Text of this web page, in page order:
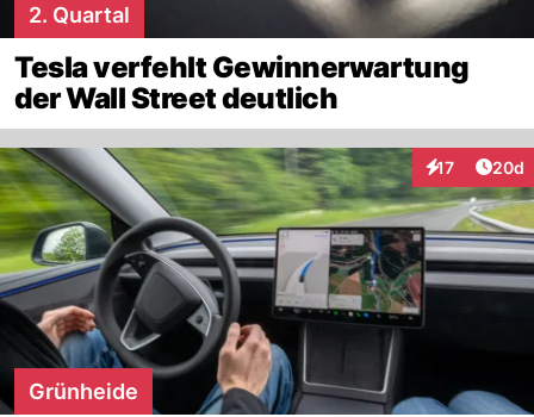
2. Quartal
Tesla verfehlt Gewinnerwartung
der Wall Street deutlich
17
Interaktionen
20d
Grünheide